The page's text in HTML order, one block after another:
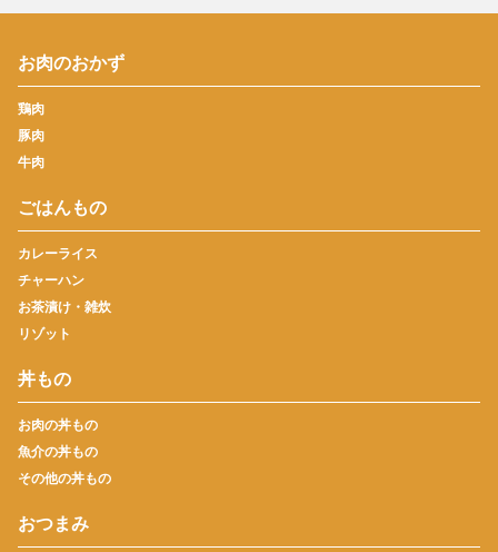
お肉のおかず
鶏肉
豚肉
牛肉
ごはんもの
カレーライス
チャーハン
お茶漬け・雑炊
リゾット
丼もの
お肉の丼もの
魚介の丼もの
その他の丼もの
おつまみ